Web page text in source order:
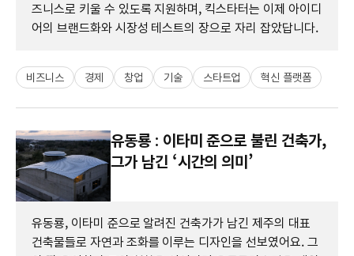
즈니스로 키울 수 있도록 지원하며, 킥스타터는 이제 아이디
어의 브랜드화와 시장성 테스트의 장으로 자리 잡았답니다.
비즈니스 경제 창업 기술 스타트업 혁신 플랫폼
유동룡 : 이타미 준으로 불린 건축가,
그가 남긴 ‘시간의 의미’
유동룡, 이타미 준으로 알려진 건축가가 남긴 제주의 대표
건축물들로 자연과 조화를 이루는 디자인을 선보였어요. 그